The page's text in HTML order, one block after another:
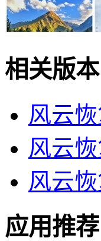
相关版本
风云
风云
风云
应用推荐